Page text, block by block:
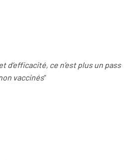
d’efficacité, ce n’est plus un pass
vaccinés"